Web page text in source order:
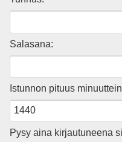
Salasana:
Istunnon pituus
Pysy aina kirjautuneena